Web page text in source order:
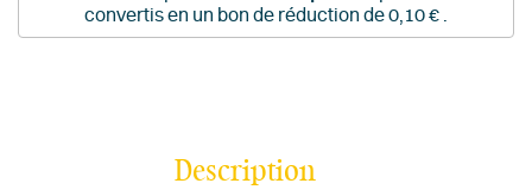
convertis en un bon de réduction de0,10 €
Description